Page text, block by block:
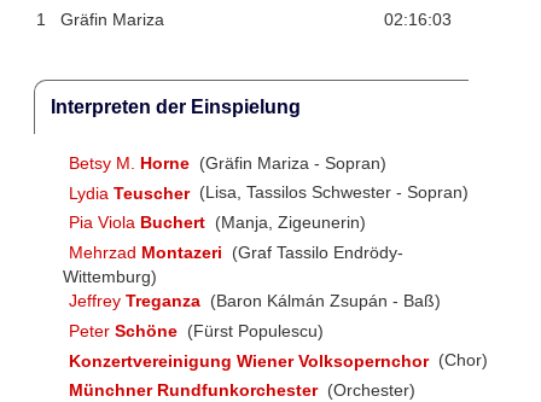
1
Gräfin Mariza 02:16:03
Interpreten der Einspielung
Betsy M. Horne (Gräfin Mariza - Sopran)
Lydia Teuscher (Lisa, Tassilos Schwester - Sopran)
Pia Viola Buchert (Manja, Zigeunerin)
Mehrzad Montazeri
(Graf Tassilo Endrödy-
Wittemburg)
Jeffrey Treganza (Baron Kálmán Zsupán - Baß)
Peter Schöne (Fürst Populescu)
Konzertvereinigung Wiener Volksopernchor (Chor)
Münchner Rundfunkorchester (Orchester)